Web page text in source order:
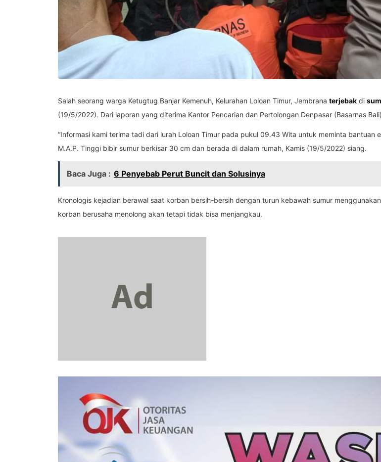
Salah seorang warga Ketugtug Banjar Kemenuh, Kelurahan Loloan Timur, Jembrana terjebak di
(19/5/2022). Dari laporan yang diterima Kantor Pencarian dan Pertolongan Denpasar (Basarnas
“Informasi kami terima tadi dari lurah Loloan Timur pada pukul 09.43 Wita untuk meminta bantuan
M.A.P. Tinggi bibir sumur berkisar 30 cm dan berada di dalam rumah, Kamis (19/5/2022) siang.
Baca Juga : 6 Penyebab Perut Buncit dan Solusinya
Kronologis kejadian berawal saat korban bersih-bersih dengan turun kebawah sumur
korban berusaha menolong akan tetapi tidak bisa menjangkau.